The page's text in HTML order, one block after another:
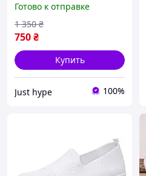
мокасины размер 42,
серые Код 68-1017
Готово к отправке
750₴
1 350 ₴
Купить
Just hype 100%